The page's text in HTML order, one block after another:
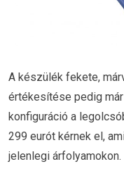
A készülék fekete,
értékesítése pedig
konfiguráció a
299 eurót kérnek el,
jelenlegi árfolyamokon.